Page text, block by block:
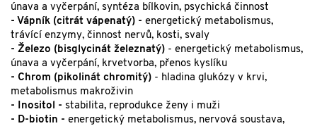
únava a vyčerpání, syntéza bílkovin, psychická činnost
- Vápník (citrát vápenatý) - energetický metabolismus,
trávící enzymy, činnost nervů, kosti, svaly
- Železo (bisglycinát železnatý) - energetický metabolismus,
únava a vyčerpání, krvetvorba, přenos kyslíku
- Chrom (pikolinát chromitý) - hladina glukózy v krvi,
metabolismus makroživin
- Inositol - stabilita, reprodukce ženy i muži
- D-biotin - energetický metabolismus, nervová soustava,